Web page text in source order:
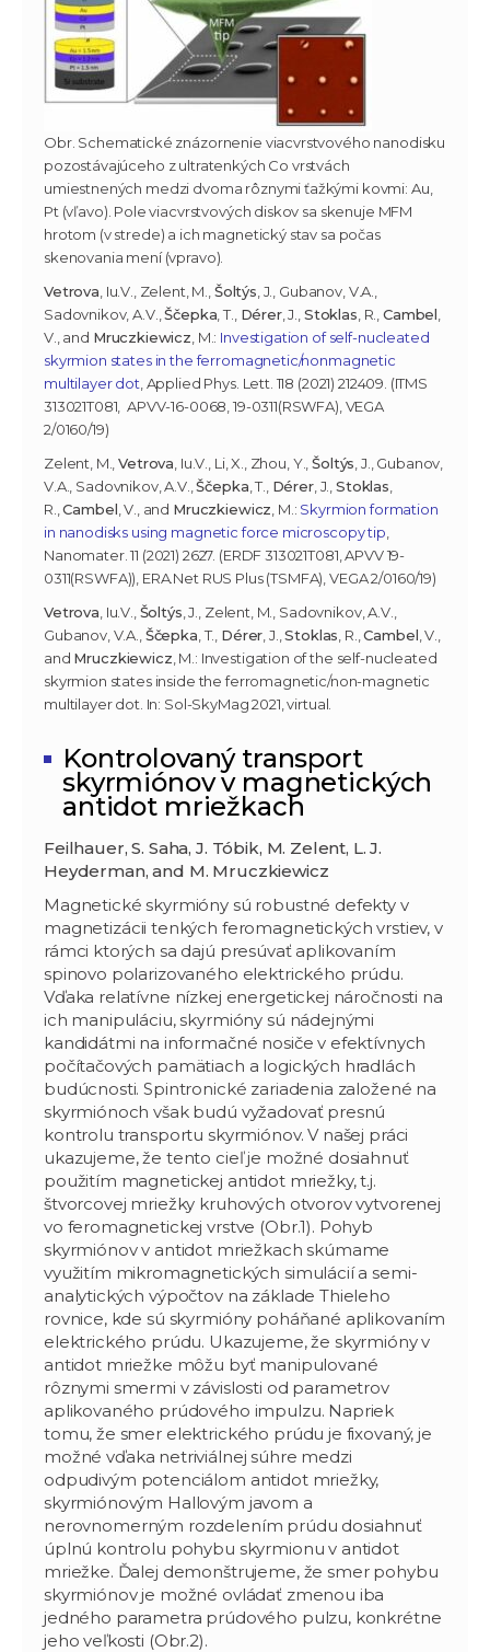
Obr. Schematické znázornenie viacvrstvového nanodisku
pozostávajúceho z ultratenkých Co vrstvách
umiestnených medzi dvoma rôznymi ťažkými kovmi: Au,
Pt (vľavo). Pole viacvrstvových diskov sa skenuje MFM
hrotom (v strede) a ich magnetický stav sa počas
skenovania mení (vpravo).
Vetrova , Iu.V., Zelent, M., Šoltýs , J., Gubanov, V.A.,
Sadovnikov, A.V.,Ščepka , T., Dérer, J., Stoklas , R., Cambel
V., and Mruczkiewicz , M.: Investigation of self-nucleated
skyrmion states in the ferromagnetic/nonmagnetic
multilayer dot , Applied Phys. Lett. 118 (2021) 212409. (ITMS
313021T081, APVV-16-0068, 19-0311(RSWFA), VEGA
2/0160/19)
Zelent, M.,Vetrova , Iu.V., Li, X., Zhou, Y.,Šoltýs , J., Gubanov,
V.A., Sadovnikov, A.V.,Ščepka , T., Dérer, J., Stoklas
R.,Cambel , V., and Mruczkiewicz , M.: Skyrmion formation
in nanodisks using magnetic force microscopy tip
Nanomater. 11 (2021) 2627. (ERDF 313021T081, APVV 19-
0311(RSWFA)), ERA.Net RUS Plus (TSMFA), VEGA 2/0160/19)
Vetrova , Iu.V., Šoltýs , J., Zelent, M., Sadovnikov, A.V.,
Gubanov, V.A., Ščepka , T., Dérer , J.,Stoklas , R.,Cambel , V.,
and Mruczkiewicz , M.: Investigation of the self-nucleated
skyrmion states inside the ferromagnetic/non-magnetic
multilayer dot. In: Sol-SkyMag 2021, virtual.
Kontrolovaný transport
skyrmiónov v magnetických
antidot mriežkach
Feilhauer, S. Saha, J. Tóbik, M. Zelent, L. J.
Heyderman, and M. Mruczkiewicz
Magnetické skyrmióny sú robustné defekty v
magnetizácii tenkých feromagnetických vrstiev, v
rámci ktorých sa dajú presúvať aplikovaním
spinovo polarizovaného elektrického prúdu.
Vďaka relatívne nízkej energetickej náročnosti na
ich manipuláciu, skyrmióny sú nádejnými
kandidátmi na informačné nosiče v efektívnych
počítačových pamätiach a logických hradlách
budúcnosti. Spintronické zariadenia založené na
skyrmiónoch však budú vyžadovať presnú
kontrolu transportu skyrmiónov. V našej práci
ukazujeme, že tento cieľ je možné dosiahnuť
použitím magnetickej antidot mriežky, t.j.
štvorcovej mriežky kruhových otvorov vytvorenej
vo feromagnetickej vrstve (Obr.1). Pohyb
skyrmiónov v antidot mriežkach skúmame
využitím mikromagnetických simulácií a semi-
analytických výpočtov na základe Thieleho
rovnice, kde sú skyrmióny poháňané aplikovaním
elektrického prúdu. Ukazujeme, že skyrmióny v
antidot mriežke môžu byť manipulované
rôznymi smermi v závislosti od parametrov
aplikovaného prúdového impulzu. Napriek
tomu, že smer elektrického prúdu je fixovaný, je
možné vďaka netriviálnej súhre medzi
odpudivým potenciálom antidot mriežky,
skyrmiónovým Hallovým javom a
nerovnomerným rozdelením prúdu dosiahnuť
úplnú kontrolu pohybu skyrmionu v antidot
mriežke. Ďalej demonštrujeme, že smer pohybu
skyrmiónov je možné ovládať zmenou iba
jedného parametra prúdového pulzu, konkrétne
jeho veľkosti (Obr.2).